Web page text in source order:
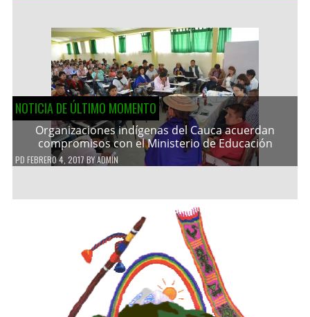
NOTICIA DE ÚLTIMO MOMENTO
Organizaciones indígenas del Cauca acuerdan
compromisos con el Ministerio de Educación
PD FEBRERO 4, 2017 BYADMIN